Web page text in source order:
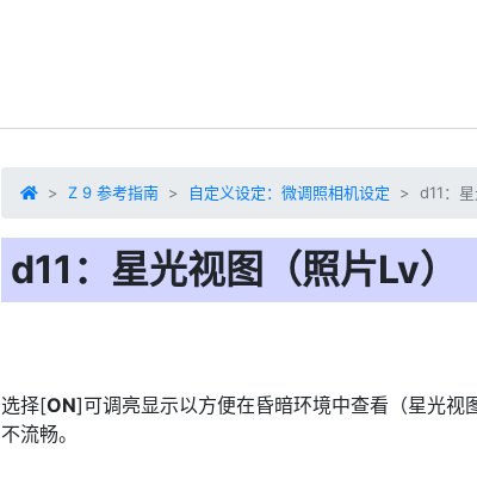
Z 9 参考指南 自定义设定：微调照相机设定 d11：
d11：星光视图（照片Lv）
选择[ON]可调亮显示以方便在昏暗环境中查看（星光
不流畅。